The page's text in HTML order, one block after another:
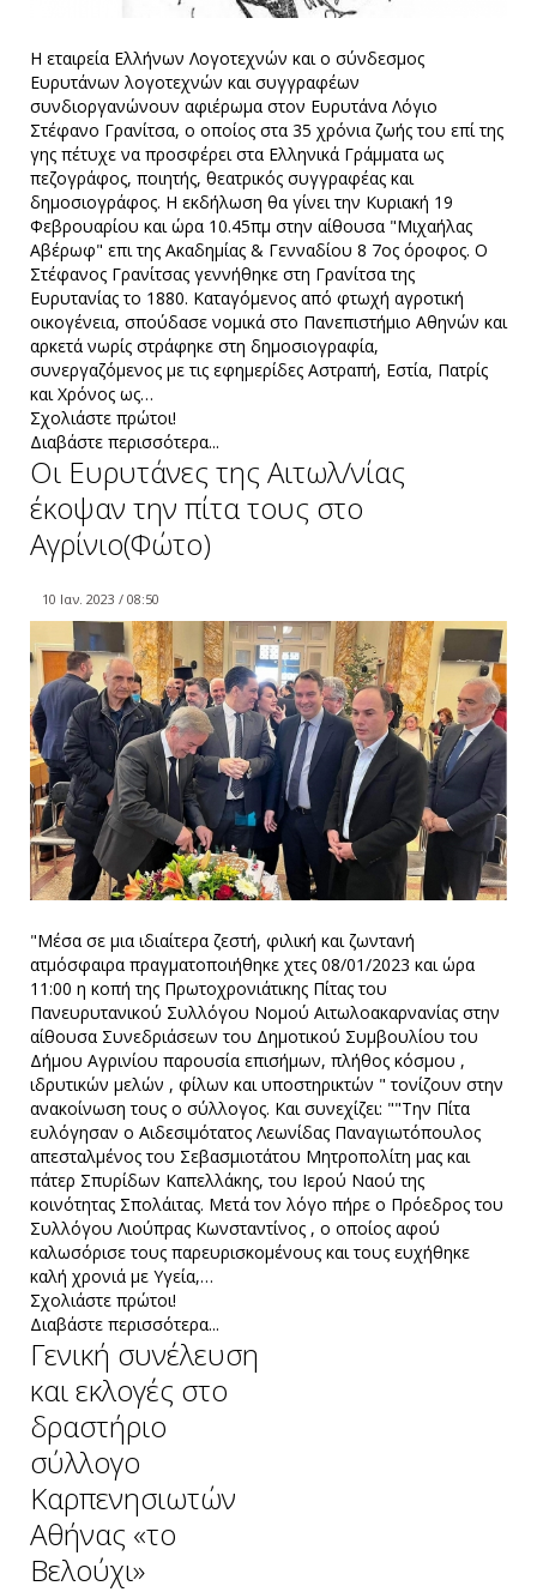
Η εταιρεία Ελλήνων Λογοτεχνών και ο σύνδεσμος
Ευρυτάνων λογοτεχνών και συγγραφέων
συνδιοργανώνουν αφιέρωμα στον Ευρυτάνα Λόγιο
Στέφανο Γρανίτσα, ο οποίος στα 35 χρόνια ζωής του επί της
γης πέτυχε να προσφέρει στα Ελληνικά Γράμματα ως
πεζογράφος, ποιητής, θεατρικός συγγραφέας και
δημοσιογράφος. Η εκδήλωση θα γίνει την Κυριακή 19
Φεβρουαρίου και ώρα 10.45πμ στην αίθουσα "Μιχαήλας
Αβέρωφ" επι της Ακαδημίας & Γενναδίου 8 7ος όροφος. Ο
Στέφανος Γρανίτσας γεννήθηκε στη Γρανίτσα της
Ευρυτανίας το 1880. Καταγόμενος από φτωχή αγροτική
οικογένεια, σπούδασε νομικά στο Πανεπιστήμιο Αθηνών και
αρκετά νωρίς στράφηκε στη δημοσιογραφία,
συνεργαζόμενος με τις εφημερίδες Αστραπή, Εστία, Πατρίς
και Χρόνος ως…
Σχολιάστε πρώτοι!
Διαβάστε περισσότερα...
Οι Ευρυτάνες της Αιτωλ/νίας
έκοψαν την πίτα τους στο
Αγρίνιο(Φώτο)
10 Ιαν. 2023 / 08:50
"Μέσα σε μια ιδιαίτερα ζεστή, φιλική και ζωντανή
ατμόσφαιρα πραγματοποιήθηκε χτες 08/01/2023 και ώρα
11:00 η κοπή της Πρωτοχρονιάτικης Πίτας του
Πανευρυτανικού Συλλόγου Νομού Αιτωλοακαρνανίας στην
αίθουσα Συνεδριάσεων του Δημοτικού Συμβουλίου του
Δήμου Αγρινίου παρουσία επισήμων, πλήθος κόσμου ,
ιδρυτικών μελών , φίλων και υποστηρικτών " τονίζουν στην
ανακοίνωση τους ο σύλλογος. Και συνεχίζει: ""Την Πίτα
ευλόγησαν ο Αιδεσιμότατος Λεωνίδας Παναγιωτόπουλος
απεσταλμένος του Σεβασμιοτάτου Μητροπολίτη μας και
πάτερ Σπυρίδων Καπελλάκης, του Ιερού Ναού της
κοινότητας Σπολάιτας. Μετά τον λόγο πήρε ο Πρόεδρος του
Συλλόγου Λιούπρας Κωνσταντίνος , ο οποίος αφού
καλωσόρισε τους παρευρισκομένους και τους ευχήθηκε
καλή χρονιά με Υγεία,…
Σχολιάστε πρώτοι!
Διαβάστε περισσότερα...
Γενική συνέλευση
και εκλογές στο
δραστήριο
σύλλογο
Καρπενησιωτών
Αθήνας «το
Βελούχι»